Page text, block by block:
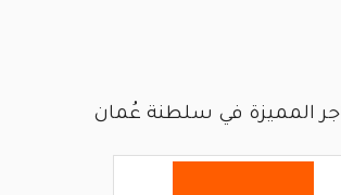
المميزة في سلطنة عُمان